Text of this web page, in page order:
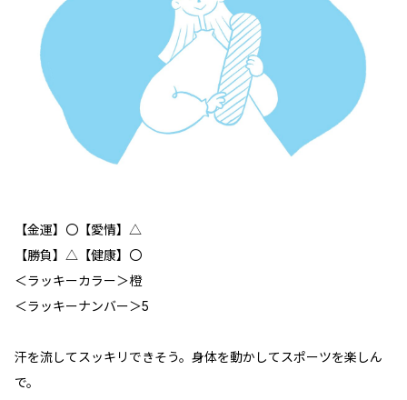
【金運】〇【愛情】△
【勝負】△【健康】〇
＜ラッキーカラー＞橙
＜ラッキーナンバー＞5
汗を流してスッキリできそう。身体を動かしてスポーツを楽しん
で。